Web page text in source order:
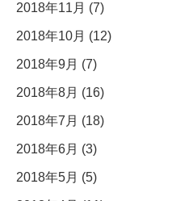
2018年11月 (7)
2018年10月 (12)
2018年9月 (7)
2018年8月 (16)
2018年7月 (18)
2018年6月 (3)
2018年5月 (5)